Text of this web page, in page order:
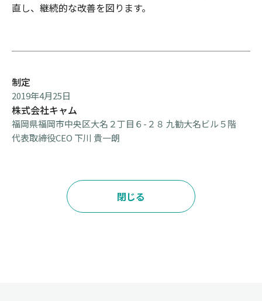
直し、継続的な改善を図ります。
制定
2019年4月25日
株式会社キャム
福岡県福岡市中央区大名２丁目６-２８ 九勧大名ビル５階
代表取締役CEO 下川 貴一朗
閉じる